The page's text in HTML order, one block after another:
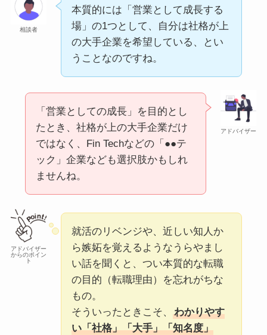
相談者
本質的には「営業として成長する
場」の1つとして、自分は社格が上
の大手企業を希望している、とい
うことなのですね。
アドバイザー
「営業としての成長」を目的とし
たとき、社格が上の大手企業だけ
ではなく、Fin Techなどの「●●テ
ック」企業なども選択肢かもしれ
ませんね。
アドバイザー
からのポイン
ト
就活のリベンジや、近しい知人か
ら嫉妬を覚えるようなうらやまし
い話を聞くと、つい本質的な転職
の目的（転職理由）を忘れがちな
もの。
そういったときこそ、
わかりやす
い「社格」「大手」「知名度」